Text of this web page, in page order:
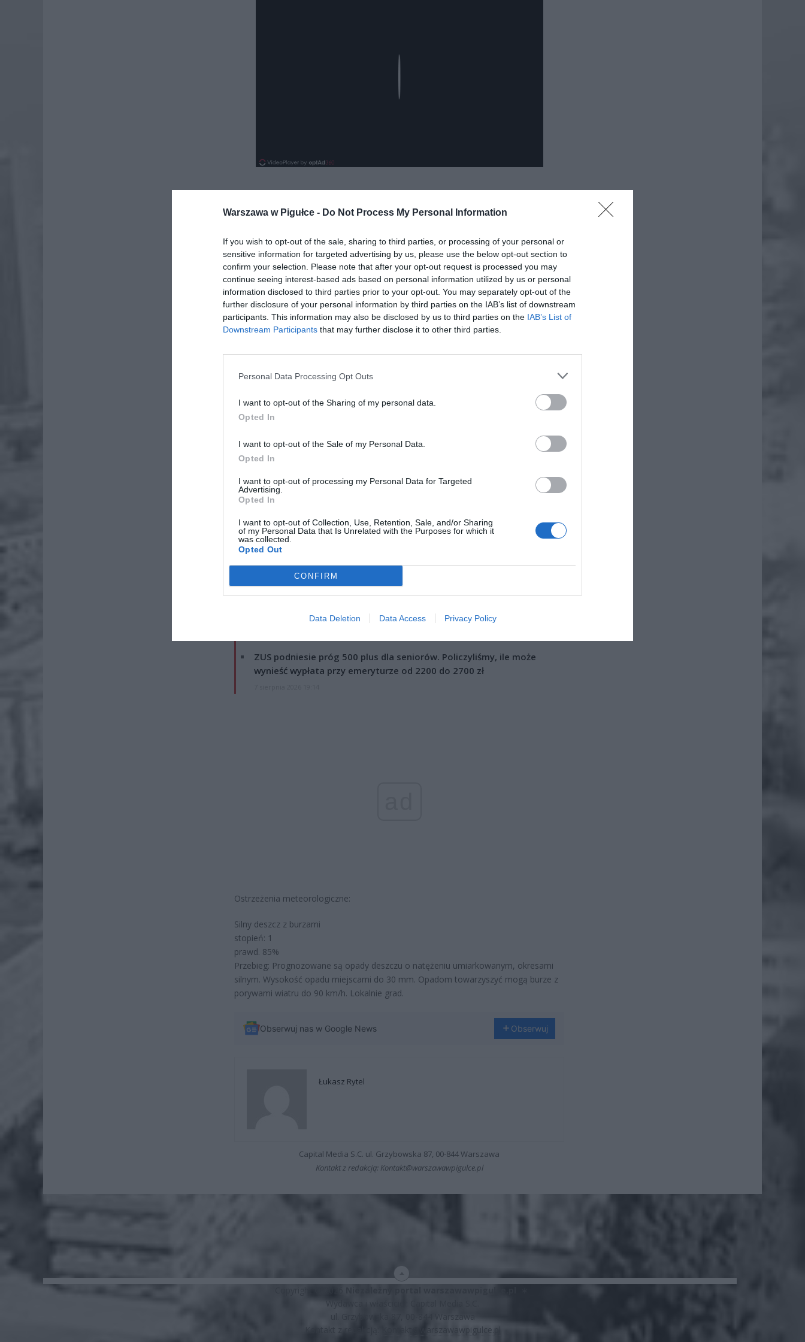
Warszawa w Pigułce - Do Not Process My Personal Information
If you wish to opt-out of the sale, sharing to third parties, or processing of your personal or
sensitive information for targeted advertising by us, please use the below opt-out section to
confirm your selection. Please note that after your opt-out request is processed you may
continue seeing interest-based ads based on personal information utilized by us or personal
information disclosed to third parties prior to your opt-out. You may separately opt-out of the
further disclosure of your personal information by third parties on the IAB’s list of downstream
participants. This information may also be disclosed by us to third parties on the IAB’s List of
Downstream Participants that may further disclose it to other third parties.
Personal Data Processing Opt Outs
I want to opt-out of the Sharing of my personal data.
Opted In
I want to opt-out of the Sale of my Personal Data.
Opted In
I want to opt-out of processing my Personal Data for Targeted
Advertising.
Opted In
I want to opt-out of Collection, Use, Retention, Sale, and/or Sharing
of my Personal Data that Is Unrelated with the Purposes for which it
was collected.
Opted Out
CONFIRM
Data Deletion Data Access Privacy Policy
Dodaj nas do preferowanych źródeł w Google
Fot. RCB
IMGW informuje:
ZOBACZ RÓWNIEŻ:
rodziców dzieci do 3. roku życia
ZUS podniesie próg 500 plus dla seniorów. Policzyliśmy, ile może
wynieść wypłata przy emeryturze od 2200 do 2700 zł
Ostrzeżenia meteorologiczne:
Silny deszcz z burzami
stopień: 1
prawd. 85%
Przebieg: Prognozowane są opady deszczu o natężeniu umiarkowanym, okresami
silnym. Wysokość opadu miejscami do 30 mm. Opadom towarzyszyć mogą burze z
porywami wiatru do 90 km/h. Lokalnie grad.
Obserwuj nas w Google News Obserwuj
Łukasz Rytel
Capital Media S.C. ul. Grzybowska 87, 00-844 Warszawa
Kontakt z redakcją: Kontakt@warszawawpigulce.pl
Kontakt z redakcją:
Kontakt@warszawawpigulce.pl